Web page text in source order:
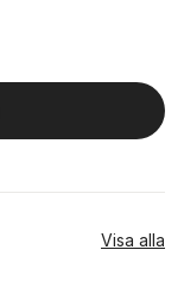
Visa alla